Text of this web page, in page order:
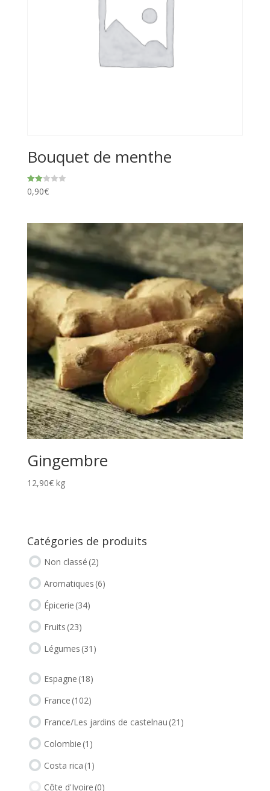
Bouquet de menthe
Note
2.00
0,90€
Gingembre
12,90€ kg
Catégories de produits
Non classé (2)
Aromatiques (6)
Épicerie (34)
Fruits (23)
Légumes (31)
Espagne (18)
France (102)
France/Les jardins de castelnau (21)
Colombie (1)
Costa rica (1)
Côte d'Ivoire (0)